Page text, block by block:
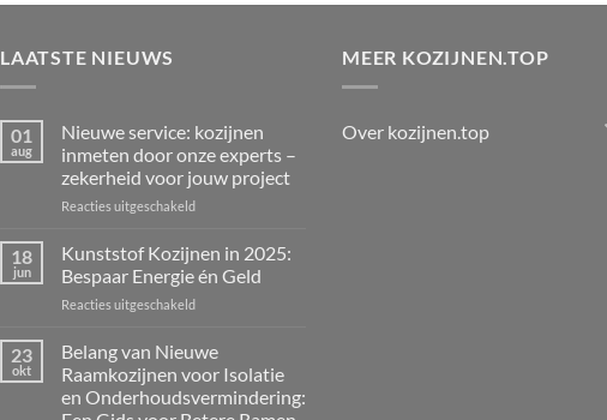
LAATSTE NIEUWS
01
aug
Nieuwe service: kozijnen
inmeten door onze experts –
zekerheid voor jouw project
Reacties uitgeschakeldvoor
service:
kozijnen
inmeten
door
experts
zekerheid
voor
18
jun
Kunststof Kozijnen in 2025:
Bespaar Energie én Geld
Reacties uitgeschakeldvoor
in
2025:
Bespaar
23
okt
Belang van Nieuwe
Raamkozijnen voor Isolatie
en Onderhoudsvermindering:
MEER KOZIJNEN.TOP
Over kozijnen.top